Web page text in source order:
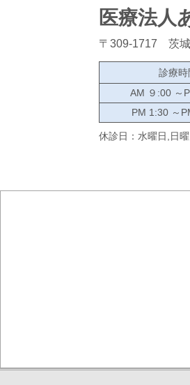
医療法人
〒309-1717 茨城
診療時
AM ９:00 ～
PM 1:30 ～
休診日 ： 水曜日,日